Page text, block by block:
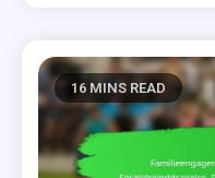
16 MINS READ